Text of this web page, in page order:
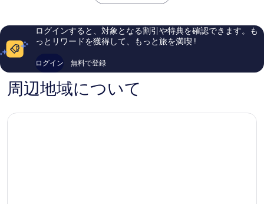
る
ボ
ー
ン
マ
ス
シ
テ
セ
ン
し
口
コ
1,009
件
の
口
ル
ボ
ィ
ミ
633
の
ログインすると、対象となる割引や特典を確認できます。も
っとリワードを獲得して、もっと旅を満喫 !
ログイン 無料で登録
周辺地域について